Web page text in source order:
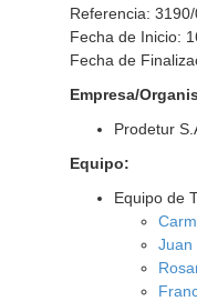
Referencia: 3190/
Fecha de Inicio:
Fecha de
Empresa/
Prodetur
Equipo:
Equipo de
Juan